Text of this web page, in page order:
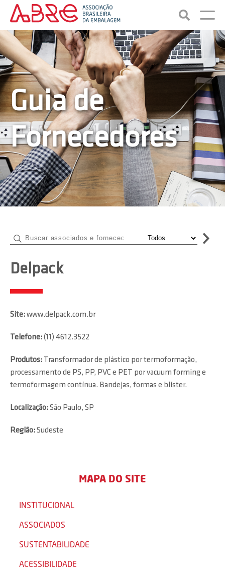
Guia de
Fornecedores
Delpack
Site:www.delpack.com.br
Telefone:(11) 4612.3522
Produtos: Transformador de plástico por termoformação,
processamento de PS, PP, PVC e PET por vacuum forming e
termoformagem contínua. Bandejas, formas e blister.
Localização:São Paulo, SP
Região:Sudeste
MAPA DO SITE
INSTITUCIONAL
ASSOCIADOS
SUSTENTABILIDADE
ACESSIBILIDADE